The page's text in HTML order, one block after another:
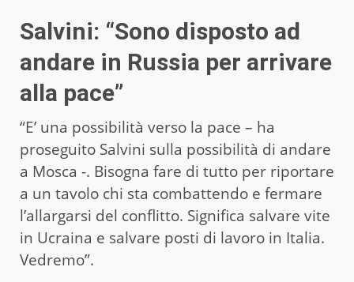
Salvini: “Sono disposto ad
andare in Russia per arrivare
alla pace”
“E’ una possibilità verso la pace – ha
proseguito Salvini sulla possibilità di andare
a Mosca -. Bisogna fare di tutto per riportare
a un tavolo chi sta combattendo e fermare
l’allargarsi del conflitto. Significa salvare vite
in Ucraina e salvare posti di lavoro in Italia.
Vedremo”.